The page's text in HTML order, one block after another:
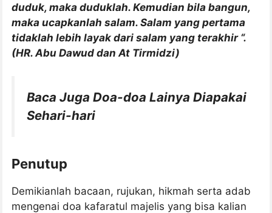
duduk, maka duduklah. Kemudian bila bangun,
maka ucapkanlah salam. Salam yang pertama
tidaklah lebih layak dari salam yang terakhir “.
(HR. Abu Dawud dan At Tirmidzi)
Baca Juga Doa-doa Lainya Diapakai
Sehari-hari
Penutup
Demikianlah bacaan, rujukan, hikmah serta adab
mengenai doa kafaratul majelis yang bisa kalian